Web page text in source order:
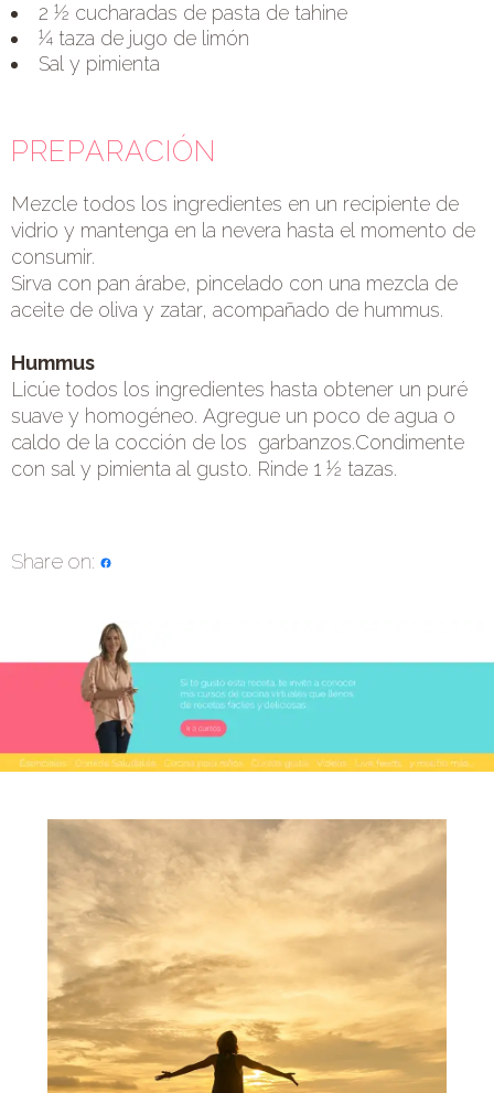
2 ½ cucharadas de pasta de tahine
¼ taza de jugo de limón
Sal y pimienta
PREPARACIÓN
Mezcle todos los ingredientes en un recipiente de
vidrio y mantenga en la nevera hasta el momento de
consumir.
Sirva con pan árabe, pincelado con una mezcla de
aceite de oliva y zatar, acompañado de hummus.
Hummus
Licúe todos los ingredientes hasta obtener un puré
suave y homogéneo. Agregue un poco de agua o
caldo de la cocción de los garbanzos.Condimente
con sal y pimienta al gusto. Rinde 1 ½ tazas.
Share on: